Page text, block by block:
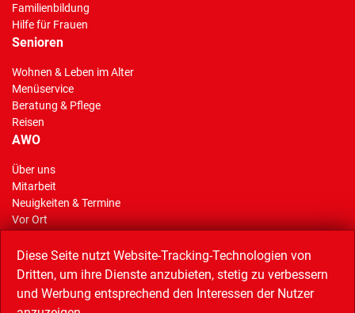
Familienbildung
Hilfe für Frauen
Senioren
Wohnen & Leben im Alter
Menüservice
Beratung & Pflege
Reisen
AWO
Über uns
Mitarbeit
Neuigkeiten & Termine(Standort)
Vor Ort
Reisen
Diese Seite nutzt Website-Tracking-Technologien von
Dritten, um ihre Dienste anzubieten, stetig zu verbessern
und Werbung entsprechend den Interessen der Nutzer